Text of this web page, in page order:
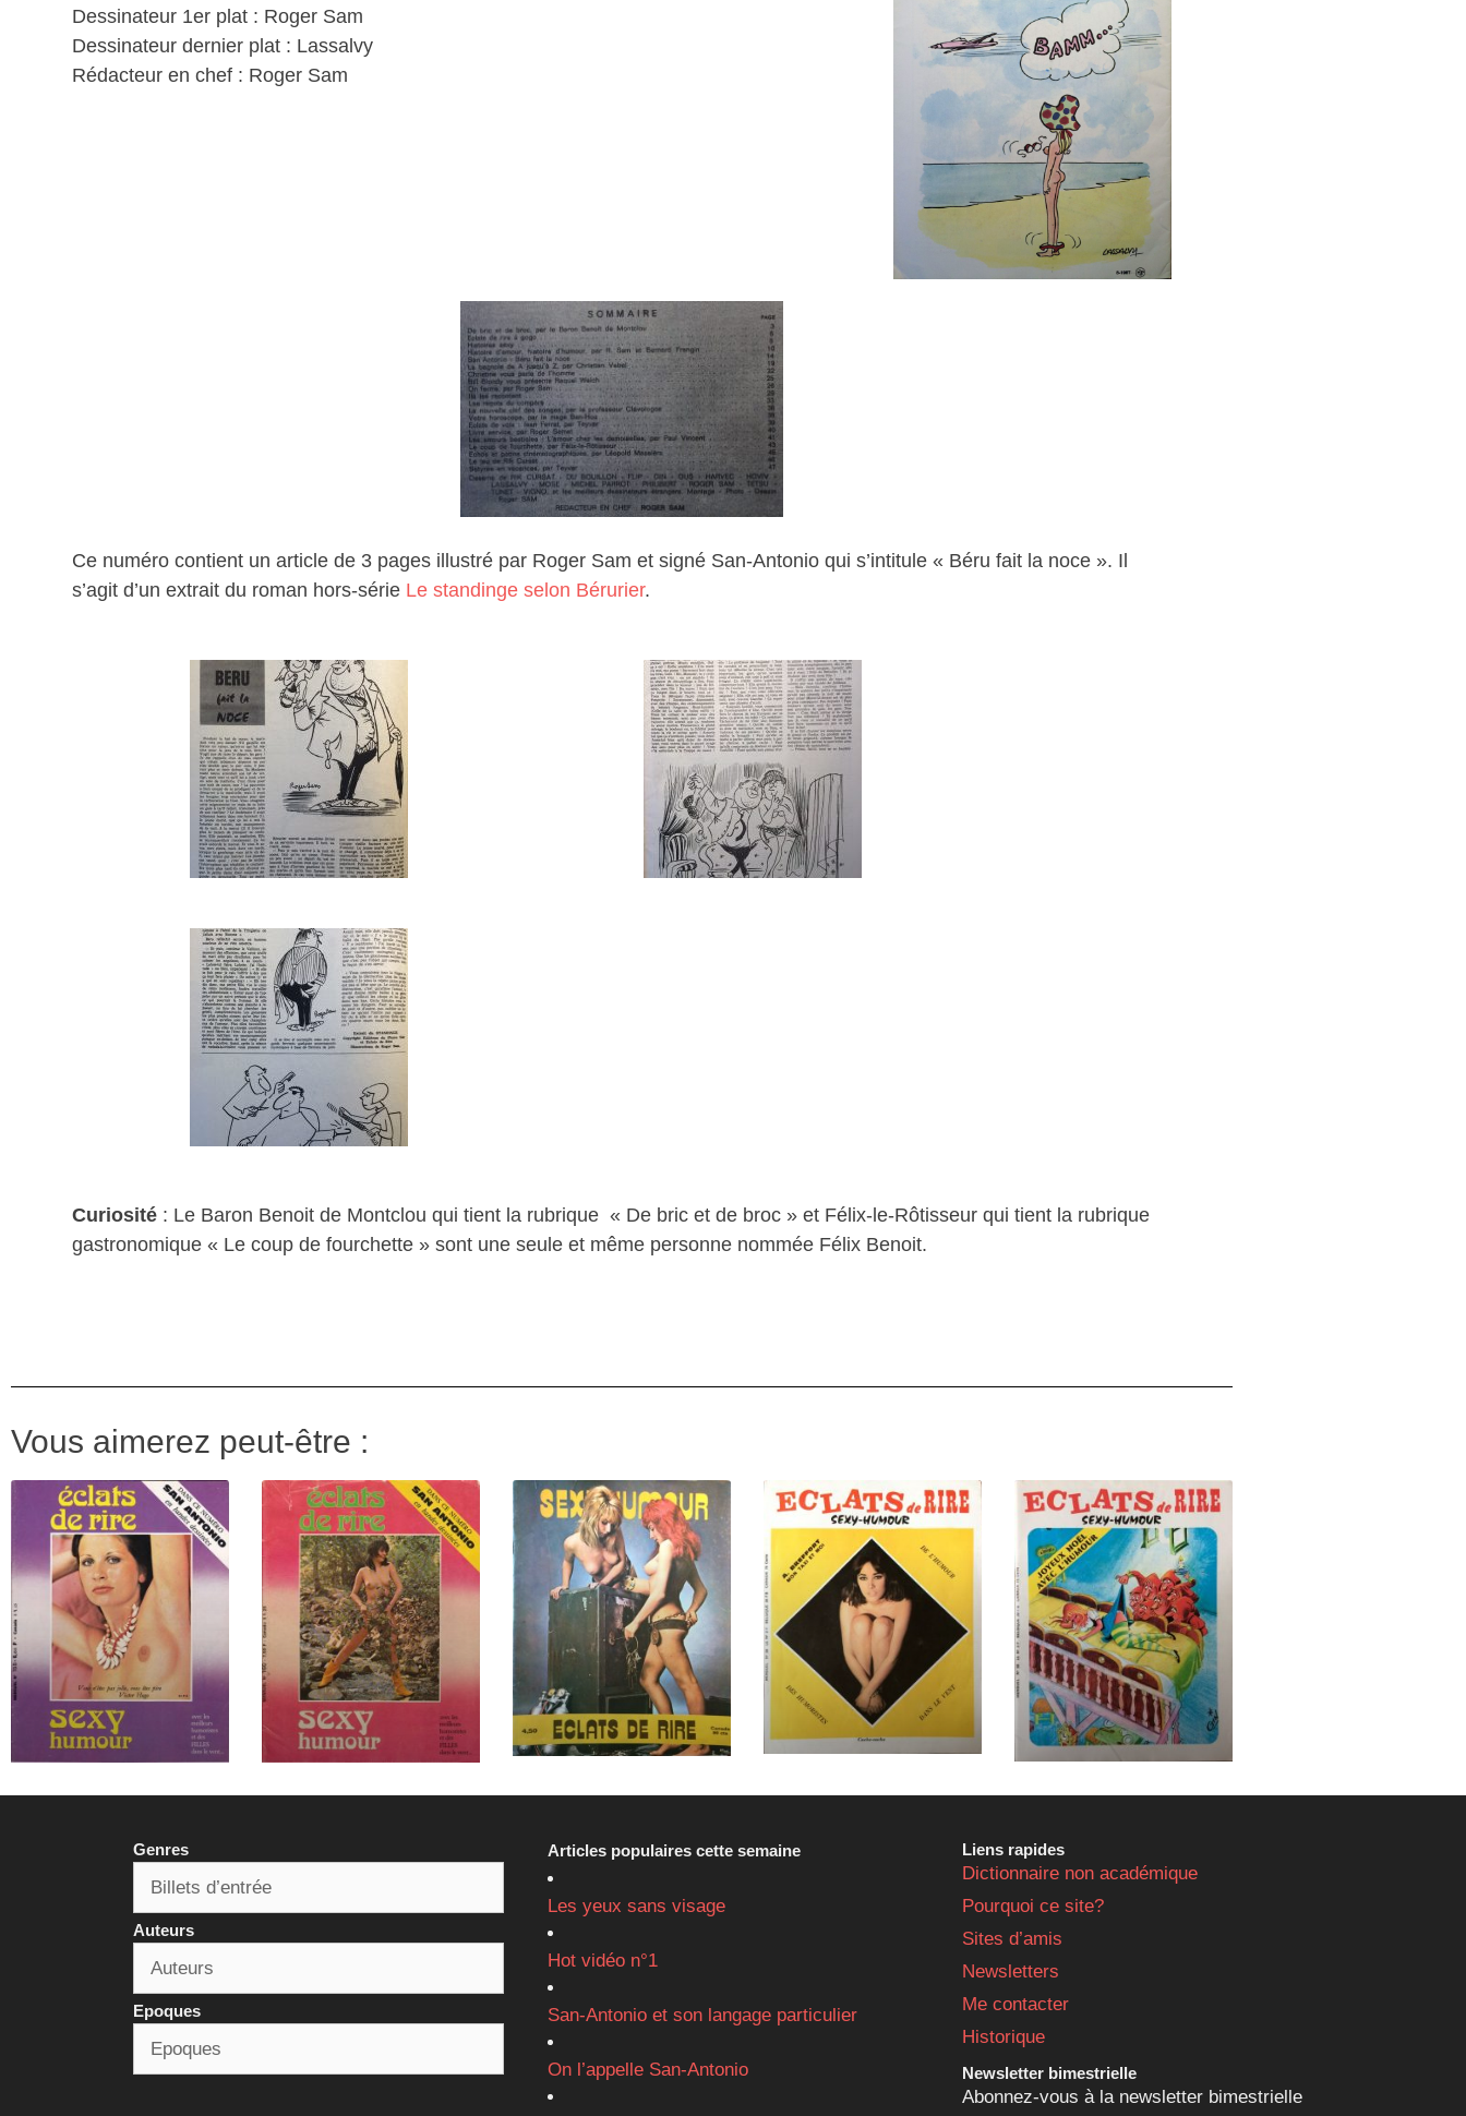
Dessinateur 1er plat : Roger Sam
Dessinateur dernier plat : Lassalvy
Rédacteur en chef : Roger Sam
Ce numéro contient un article de 3 pages illustré par Roger Sam et signé San-Antonio qui s’intitule « Béru fait la noce ». Il
s’agit d’un extrait du roman hors-série Le standinge selon Bérurier.
Curiosité : Le Baron Benoit de Montclou qui tient la rubrique « De bric et de broc » et Félix-le-Rôtisseur qui tient la rubrique
gastronomique « Le coup de fourchette » sont une seule et même personne nommée Félix Benoit.
Vous aimerez peut-être :
Genres
Auteurs
Epoques
Articles populaires cette semaine
Les yeux sans visage
Hot vidéo n°1
San-Antonio et son langage particulier
On l’appelle San-Antonio
Liens rapides
Dictionnaire non académique
Pourquoi ce site?
Sites d’amis
Newsletters
Me contacter
Historique
Newsletter bimestrielle
Abonnez-vous à la newsletter bimestrielle